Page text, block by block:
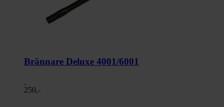
Brännare Deluxe 4001/6001
250,-